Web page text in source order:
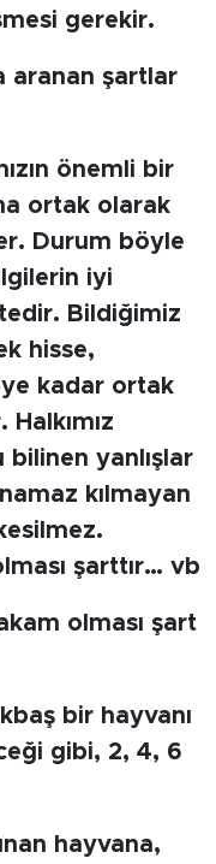
gerekir.
aranan şartlar
önemli bir
ortak olarak
Durum böyle
iyi
Bildiğimiz
hisse,
kadar ortak
bilinen yanlışlar
kılmayan
şarttır… vb
olması şart
bir hayvanı
gibi, 2, 4, 6
hayvana,